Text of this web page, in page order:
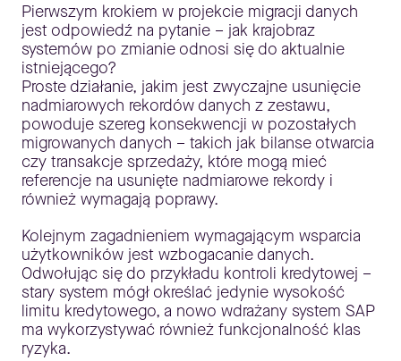
Pierwszym krokiem w projekcie migracji danych
jest odpowiedź na pytanie – jak krajobraz
systemów po zmianie odnosi się do aktualnie
istniejącego?
Proste działanie, jakim jest zwyczajne usunięcie
nadmiarowych rekordów danych z zestawu,
powoduje szereg konsekwencji w pozostałych
migrowanych danych – takich jak bilanse otwarcia
czy transakcje sprzedaży, które mogą mieć
referencje na usunięte nadmiarowe rekordy i
również wymagają poprawy.
Kolejnym zagadnieniem wymagającym wsparcia
użytkowników jest wzbogacanie danych.
Odwołując się do przykładu kontroli kredytowej –
stary system mógł określać jedynie wysokość
limitu kredytowego, a nowo wdrażany system SAP
ma wykorzystywać również funkcjonalność klas
ryzyka.